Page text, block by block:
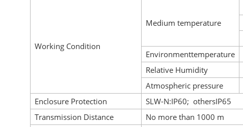
Working Condition
Medium temperature
Environmenttemperature
Relative Humidity
Atmospheric pressure
Enclosure Protection
SLW-N:IP60; othersIP65
Transmission Distance
No more than 1000 m